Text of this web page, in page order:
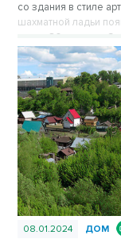
со здания в стиле
шахматной ладьи
конце 30-х годов.
спрятано за
точек обзора.
Сначала вокруг
окрестных деревень,
зашумела пестрая
повторно в цикле
08.01.2024 ДОМ